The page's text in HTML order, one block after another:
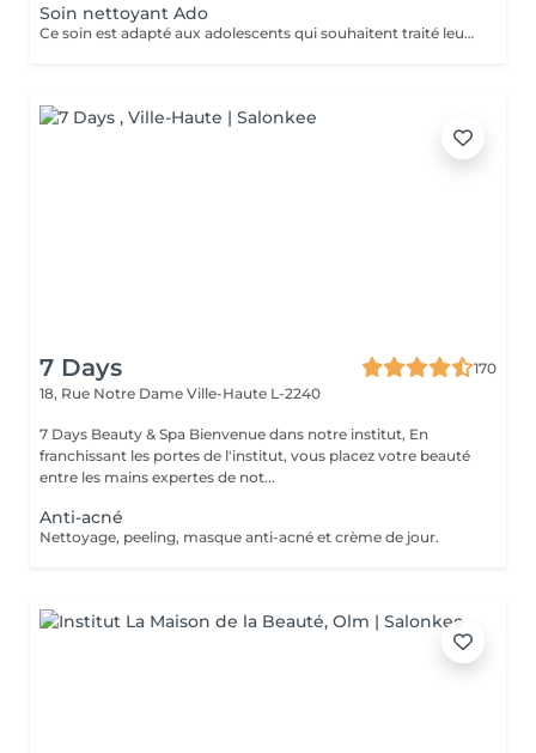
Soin nettoyant Ado
Ce soin est adapté aux adolescents qui souhaitent traité leurs acné ou avoir une peau plus lisse et lumineuse !
7 Days
170
18, Rue Notre Dame Ville-Haute L-2240
7 Days Beauty & Spa Bienvenue dans notre institut, En
franchissant les portes de l'institut, vous placez votre beauté
entre les mains expertes de not...
Anti-acné
Nettoyage, peeling, masque anti-acné et crème de jour.